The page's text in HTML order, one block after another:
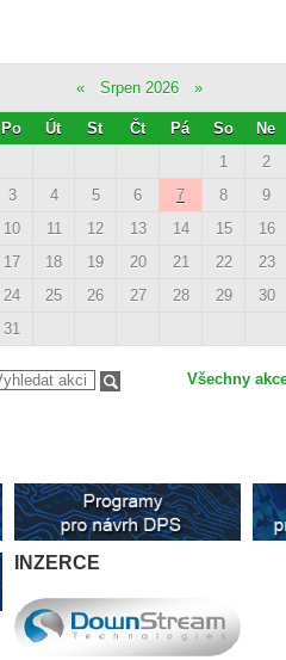
« Srpen 2026 »
Po Út St Čt Pá So
Ne
1
2
3
4 5 6 7 8
9
10
11 12 13 14 15
16
17
18 19 20 21 22
23
24
25 26 27 28 29
30
31
Všechny
INZERCE